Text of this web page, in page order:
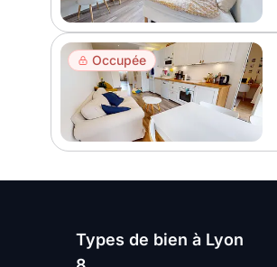
Occupée
Types de bien à Lyon